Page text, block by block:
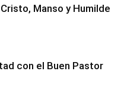
Manso y Humilde
con el Buen Pastor